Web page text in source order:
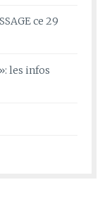
ce 29
les infos